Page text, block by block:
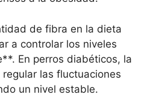
de fibra en la dieta
a controlar los niveles
En perros diabéticos, la
las fluctuaciones
un nivel estable.